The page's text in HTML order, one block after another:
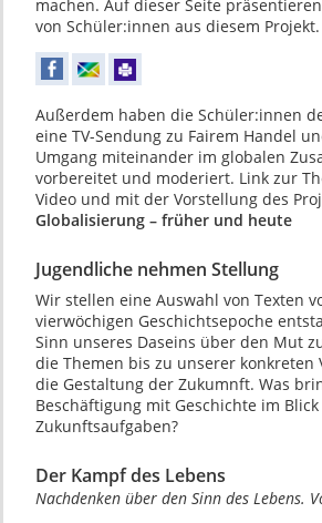
machen. Auf dieser Seite
von Schüler:innen aus diesem Projekt.
Außerdem haben die Schüler:innen
eine TV-Sendung zu Fairem Handel
Umgang miteinander im globalen
vorbereitet und moderiert. Link zur
Video und mit der Vorstellung des
Globalisierung – früher und heute
Jugendliche nehmen Stellung
Wir stellen eine Auswahl von Texten
vierwöchigen Geschichtsepoche
Sinn unseres Daseins über den Mut
die Themen bis zu unserer
die Gestaltung der Zukumnft. Was
Beschäftigung mit Geschichte im
Zukunftsaufgaben?
Der Kampf des Lebens
Nachdenken über den Sinn des Lebens.